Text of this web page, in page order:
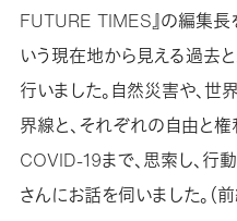
FUTURE TIMES』の編集長
いう現在地から見える過去
行いました。自然災害や、
界線と、それぞれの自由と
COVID-19まで、思索し、行
さんにお話を伺いました。（